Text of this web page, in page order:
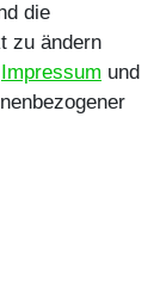
Co. -
-
Preisen
auf die
zu den
jeweilige
die
zu ändern
Impressum und